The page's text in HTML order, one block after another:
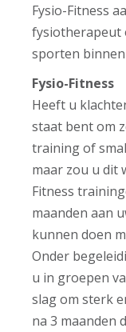
Fysio-Fitness
fysiotherapeut
sporten binnen
Fysio-Fitness
Heeft u
staat bent om
training of
maar zou u dit
Fitness
maanden aan
kunnen doen
Onder
u in groepen
slag om sterk
na 3 maanden